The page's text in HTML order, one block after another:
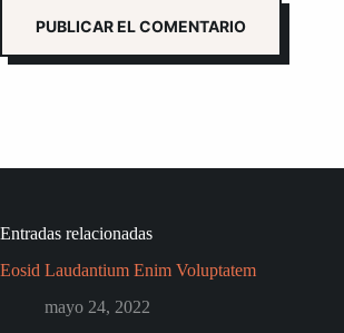
PUBLICAR EL COMENTARIO
Entradas relacionadas
Eosid Laudantium Enim Voluptatem
mayo 24, 2022